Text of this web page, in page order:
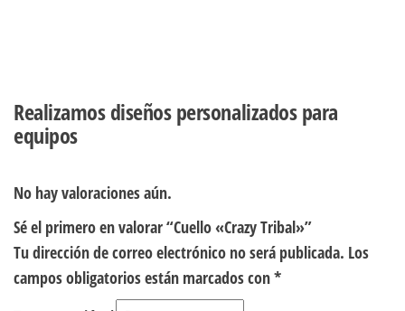
Realizamos diseños personalizados para
equipos
No hay valoraciones aún.
Sé el primero en valorar “Cuello «Crazy Tribal»”
Tu dirección de correo electrónico no será publicada. Los
campos obligatorios están marcados con*